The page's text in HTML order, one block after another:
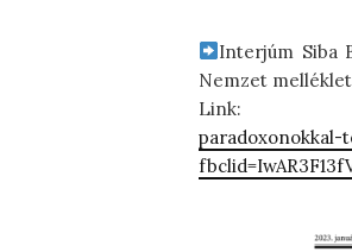
Interjúm Siba
Nemzet
paradoxonokkal-